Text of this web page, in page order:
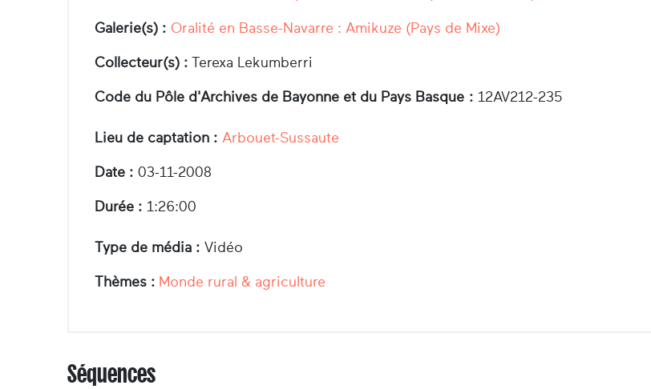
Galerie(s) : Oralité en Basse-Navarre : Amikuze (Pays de Mixe)
Collecteur(s) : Terexa Lekumberri
Code du Pôle d'Archives de Bayonne et du Pays Basque : 12AV212-235
Lieu de captation : Arbouet-Sussaute
Date : 03-11-2008
Durée : 1:26:00
Type de média : Vidéo
Thèmes : Monde rural & agriculture
Séquences